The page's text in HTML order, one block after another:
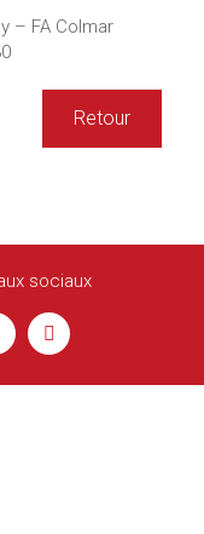
– FA Colmar
Retour
sociaux